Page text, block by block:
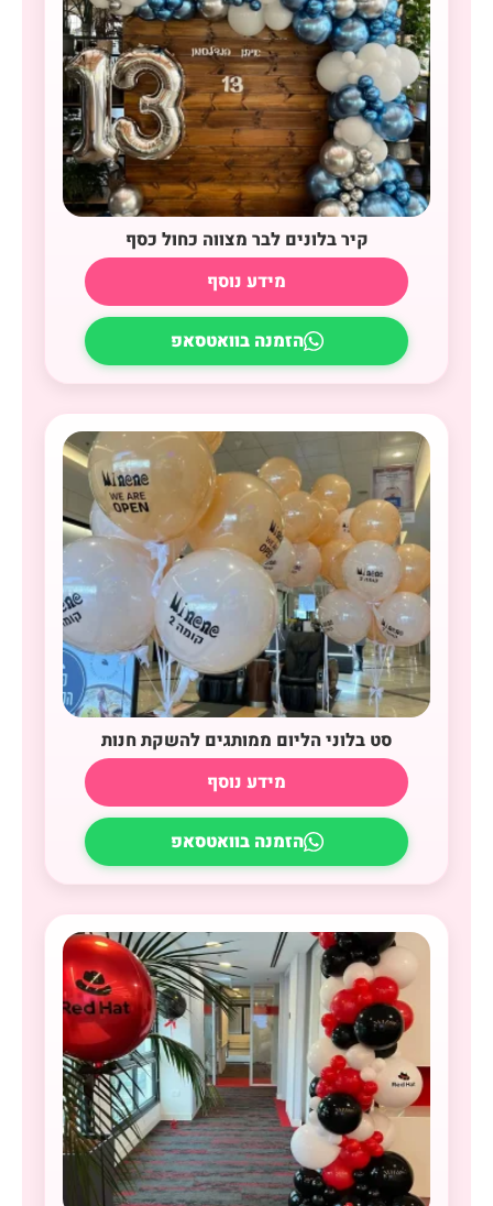
קיר בלונים לבר מצווה כחול כסף
מידע נוסף
הזמנה בוואטסאפ
סט בלוני הליום ממותגים להשקת חנות
מידע נוסף
הזמנה בוואטסאפ